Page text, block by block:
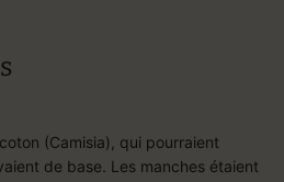
(Camisia), qui pourraient
de base. Les manches étaient